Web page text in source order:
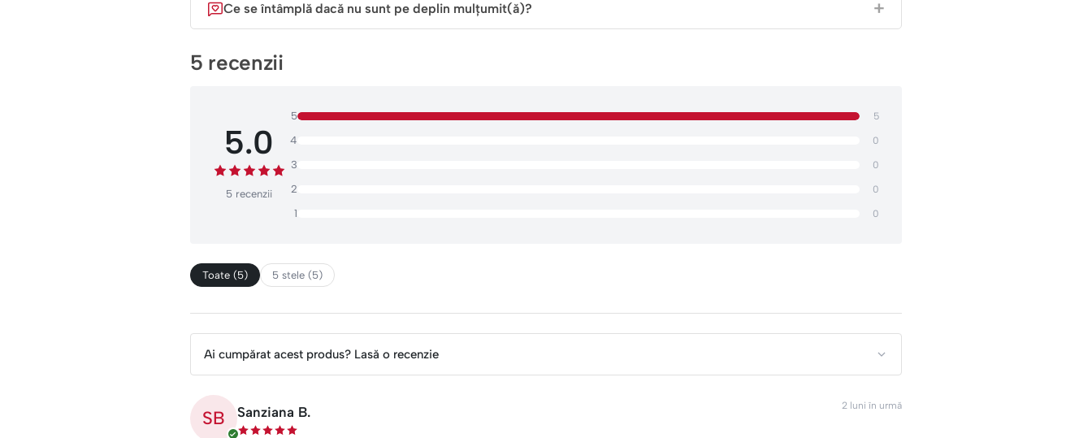
Ce se întâmplă dacă nu sunt pe deplin mulțumit(ă)?
5 recenzii
5.0
5 recenzii
5 5
4 0
3 0
2 0
1 0
Toate (5) 5 stele (5)
Ai cumpărat acest produs? Lasă o recenzie
SB Sanziana B. 2 luni în urmă